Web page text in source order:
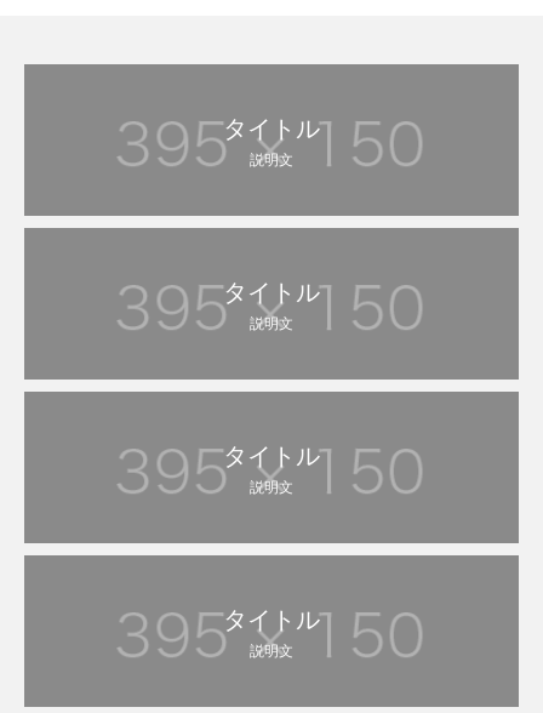
タイトル
説明文
タイトル
説明文
タイトル
説明文
タイトル
説明文